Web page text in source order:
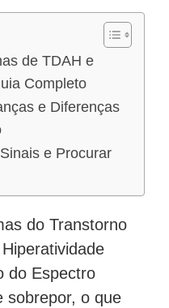
de TDAH e
Completo
e Diferenças
e Procurar
do Transtorno
do Espectro
sobrepor, o que